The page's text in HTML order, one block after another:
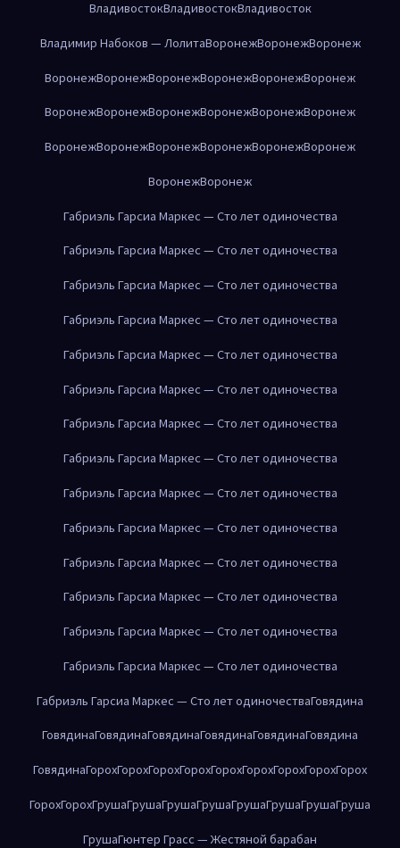
ВладивостокВладивостокВладивосток
Владимир Набоков — ЛолитаВоронежВоронежВоронеж
ВоронежВоронежВоронежВоронежВоронежВоронеж
ВоронежВоронежВоронежВоронежВоронежВоронеж
ВоронежВоронежВоронежВоронежВоронежВоронеж
ВоронежВоронеж
Габриэль Гарсиа Маркес — Сто лет одиночества
Габриэль Гарсиа Маркес — Сто лет одиночества
Габриэль Гарсиа Маркес — Сто лет одиночества
Габриэль Гарсиа Маркес — Сто лет одиночества
Габриэль Гарсиа Маркес — Сто лет одиночества
Габриэль Гарсиа Маркес — Сто лет одиночества
Габриэль Гарсиа Маркес — Сто лет одиночества
Габриэль Гарсиа Маркес — Сто лет одиночества
Габриэль Гарсиа Маркес — Сто лет одиночества
Габриэль Гарсиа Маркес — Сто лет одиночества
Габриэль Гарсиа Маркес — Сто лет одиночества
Габриэль Гарсиа Маркес — Сто лет одиночества
Габриэль Гарсиа Маркес — Сто лет одиночества
Габриэль Гарсиа Маркес — Сто лет одиночества
Габриэль Гарсиа Маркес — Сто лет одиночестваГовядина
ГовядинаГовядинаГовядинаГовядинаГовядинаГовядина
ГовядинаГорохГорохГорохГорохГорохГорохГорохГорохГорох
ГорохГорохГрушаГрушаГрушаГрушаГрушаГрушаГрушаГруша
ГрушаГюнтер Грасс — Жестяной барабан